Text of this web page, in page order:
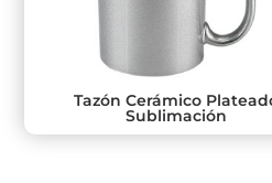
Tazón Cerámico
Sublimación